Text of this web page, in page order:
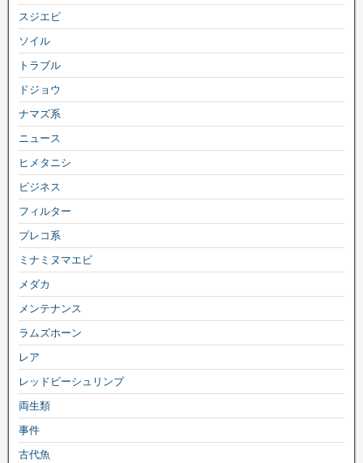
スジエビ
ソイル
トラブル
ドジョウ
ナマズ系
ニュース
ヒメタニシ
ビジネス
フィルター
プレコ系
ミナミヌマエビ
メダカ
メンテナンス
ラムズホーン
レア
レッドビーシュリンプ
両生類
事件
古代魚